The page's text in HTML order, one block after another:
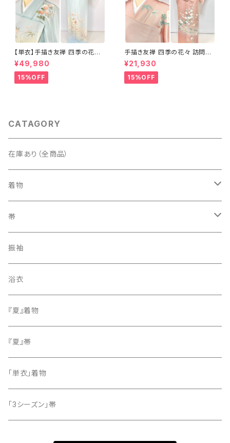
【単衣】手描き友禅 四季の花々
正絹 訪問着 水色 黄緑 白 パス
テルカラー 1431
¥49,980
15%OFF
手描き友禅 四季の花々 訪問着
袷 正絹 サーモンピンク クリー
ム 白 桃花色 1434
¥21,930
15%OFF
CATAGORY
在庫あり（全商品）
着物
訪問着・付下げ
紬
色無地
小紋
留袖
帯
袋帯
名古屋帯
振袖
浴衣
『夏』着物
『夏』帯
「単衣」着物
「3シーズン」帯